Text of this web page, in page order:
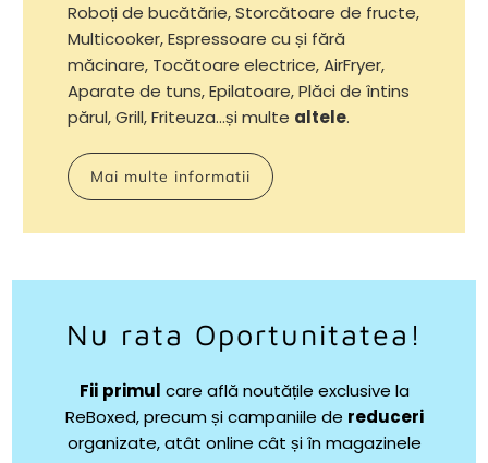
Roboți de bucătărie, Storcătoare de fructe,
Multicooker, Espressoare cu și fără
măcinare, Tocătoare electrice, AirFryer,
Aparate de tuns, Epilatoare, Plăci de întins
părul, Grill, Friteuza...și multe altele.
Mai multe informatii
Nu rata Oportunitatea!
Fii primul care află noutățile exclusive la
ReBoxed, precum și campaniile de reduceri
organizate, atât online cât și în magazinele